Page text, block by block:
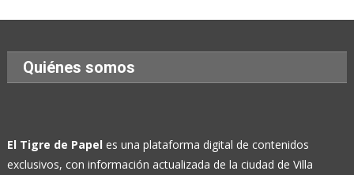
Quiénes somos
El Tigre de Papel es una plataforma digital de contenidos
exclusivos, con información actualizada de la ciudad de Villa